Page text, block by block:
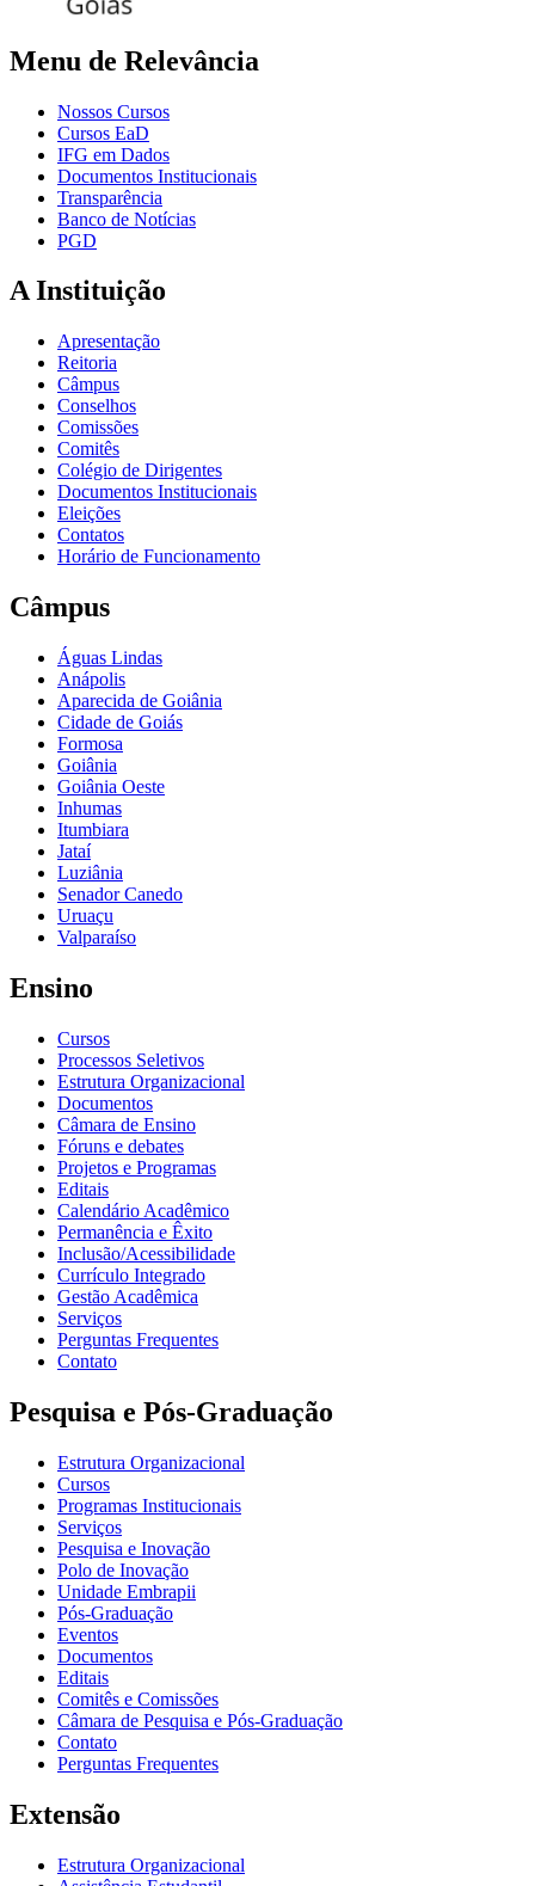
Menu de Relevância
Nossos Cursos
Cursos EaD
IFG em Dados
Documentos Institucionais
Transparência
Banco de Notícias
PGD
A Instituição
Apresentação
Reitoria
Câmpus
Conselhos
Comissões
Comitês
Colégio de Dirigentes
Documentos Institucionais
Eleições
Contatos
Horário de Funcionamento
Câmpus
Águas Lindas
Anápolis
Aparecida de Goiânia
Cidade de Goiás
Formosa
Goiânia
Goiânia Oeste
Inhumas
Itumbiara
Jataí
Luziânia
Senador Canedo
Uruaçu
Valparaíso
Ensino
Cursos
Processos Seletivos
Estrutura Organizacional
Documentos
Câmara de Ensino
Fóruns e debates
Projetos e Programas
Editais
Calendário Acadêmico
Permanência e Êxito
Inclusão/Acessibilidade
Currículo Integrado
Gestão Acadêmica
Serviços
Perguntas Frequentes
Contato
Pesquisa e Pós-Graduação
Estrutura Organizacional
Cursos
Programas Institucionais
Serviços
Pesquisa e Inovação
Polo de Inovação
Unidade Embrapii
Pós-Graduação
Eventos
Documentos
Editais
Comitês e Comissões
Câmara de Pesquisa e Pós-Graduação
Contato
Perguntas Frequentes
Extensão
Estrutura Organizacional